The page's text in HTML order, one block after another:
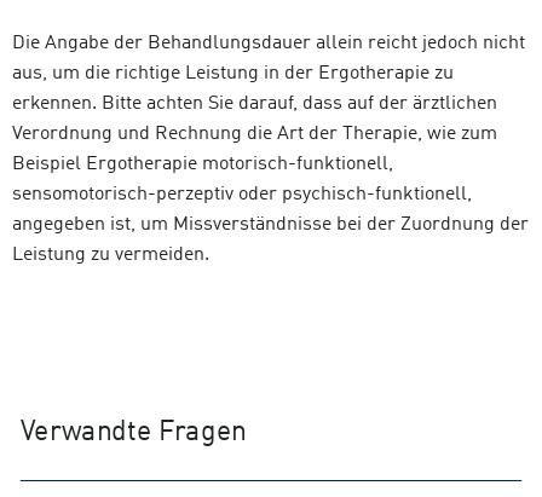
Die Angabe der Behandlungsdauer allein reicht jedoch nicht
aus, um die richtige Leistung in der Ergotherapie zu
erkennen. Bitte achten Sie darauf, dass auf der ärztlichen
Verordnung und Rechnung die Art der Therapie, wie zum
Beispiel Ergotherapie motorisch-funktionell,
sensomotorisch-perzeptiv oder psychisch-funktionell,
angegeben ist, um Missverständnisse bei der Zuordnung der
Leistung zu vermeiden.
Verwandte Fragen